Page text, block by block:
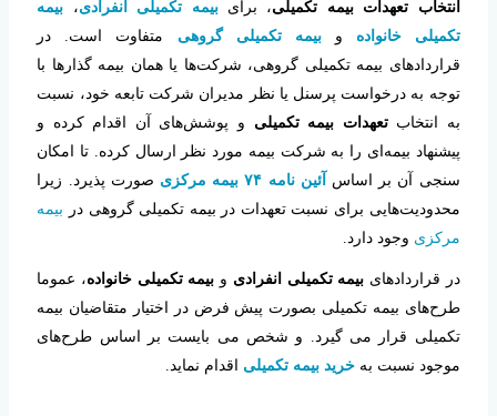
انتخاب تعهدات بیمه تکمیلی، برایبیمه تکمیلی انفرادی، بیمه
تکمیلی خانواده وبیمه تکمیلی گروهی متفاوت است. در
قرارداد‌های بیمه تکمیلی گروهی، شرکت‌ها یا همان بیمه گذارها با
توجه به درخواست پرسنل یا نظر مدیران شرکت تابعه خود، نسبت
به انتخابتعهدات بیمه تکمیلی و پوشش‌های آن اقدام کرده و
پیشنهاد بیمه‌ای را به شرکت بیمه مورد نظر ارسال کرده. تا امکان
سنجی آن بر اساس
آئین نامه ۷۴ بیمه مرکزی
صورت پذیرد. زیرا
محدودیت‌هایی برای نسبت تعهدات در بیمه تکمیلی گروهی در بیمه
مرکزی وجود دارد.
در قرارداد‌های بیمه تکمیلی انفرادی و بیمه تکمیلی خانواده، عموما
طرح‌های بیمه تکمیلی بصورت پیش فرض در اختیار متقاضیان بیمه
تکمیلی قرار می گیرد. و شخص می بایست بر اساس طرح‌های
موجود نسبت بهخرید بیمه تکمیلی اقدام نماید.